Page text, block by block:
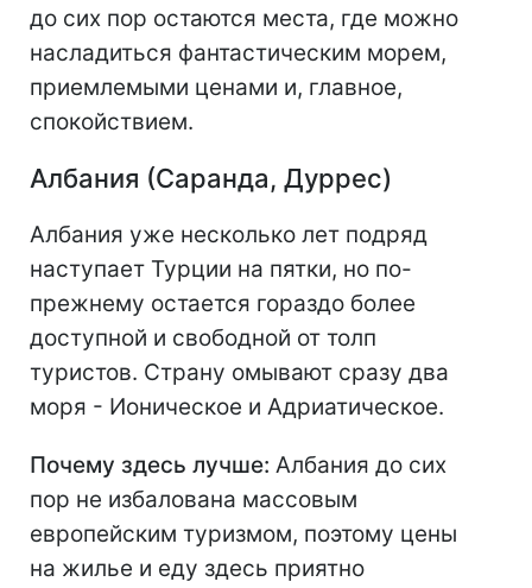
до сих пор остаются места, где можно
насладиться фантастическим морем,
приемлемыми ценами и, главное,
спокойствием.
Албания (Саранда, Дуррес)
Албания уже несколько лет подряд
наступает Турции на пятки, но по-
прежнему остается гораздо более
доступной и свободной от толп
туристов. Страну омывают сразу два
моря - Ионическое и Адриатическое.
Почему здесь лучше: Албания до сих
пор не избалована массовым
европейским туризмом, поэтому цены
на жилье и еду здесь приятно